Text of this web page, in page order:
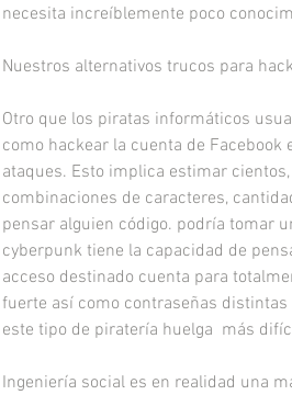
necesita increíblemente poco
Nuestros alternativos trucos para
Otro que los piratas informáticos
como hackear la cuenta de
ataques. Esto implica estimar
combinaciones de caracteres,
pensar alguien código. podría tomar
cyberpunk tiene la capacidad de
acceso destinado cuenta para
fuerte así como contraseñas
este tipo de piratería huelga  más
Ingeniería social es en realidad una